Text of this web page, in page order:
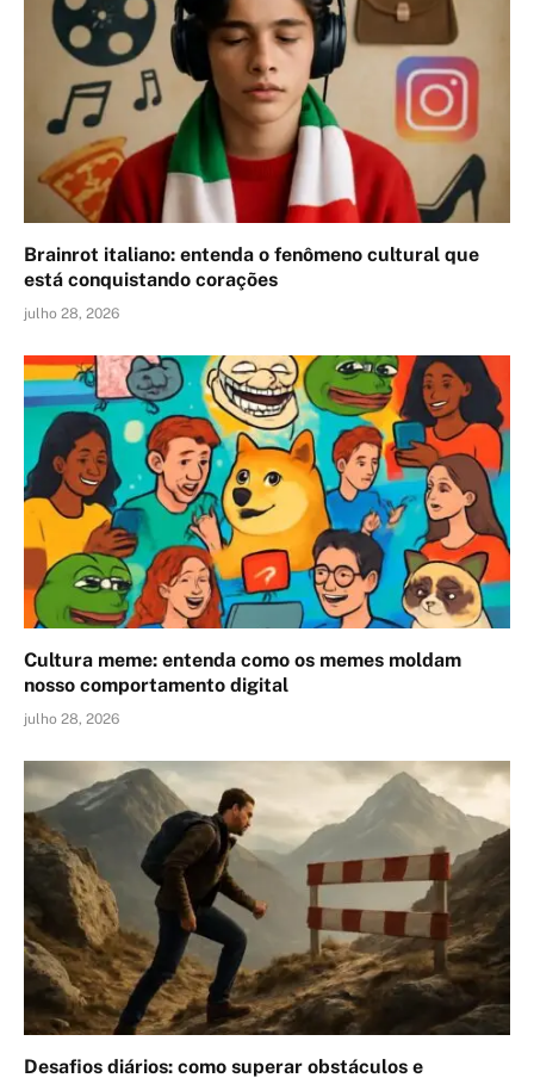
Brainrot italiano: entenda o fenômeno cultural que
está conquistando corações
julho 28, 2026
Cultura meme: entenda como os memes moldam
nosso comportamento digital
julho 28, 2026
Desafios diários: como superar obstáculos e